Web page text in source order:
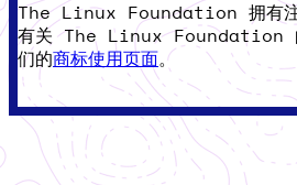
The Linux Foundation 拥有注
有关 The Linux Foundation 的
们的商标使用页面 。